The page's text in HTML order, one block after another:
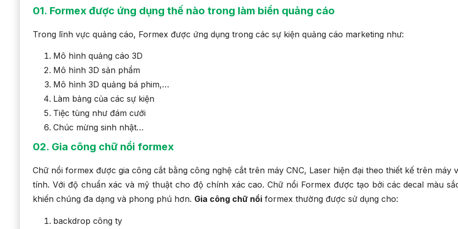
01. Formex được ứng dụng thế nào trong làm biển quảng cáo
Trong lĩnh vực quảng cáo, Formex được ứng dụng trong các sự kiện quảng cáo marketing như:
Mô hình quảng cáo 3D
Mô hình 3D sản phẩm
Mô hình 3D quảng bá phim,…
Làm bảng của các sự kiện
Tiệc tùng như đám cưới
Chúc mừng sinh nhật…
02. Gia công chữ nổi formex
Chữ nổi formex được gia công cắt bằng công nghệ cắt trên máy CNC, Laser hiện đại theo thiết kế trên máy
tính. Với độ chuẩn xác và mỹ thuật cho độ chính xác cao. Chữ nổi Formex được tạo bởi các decal màu
khiến chúng đa dạng và phong phú hơn. Gia công chữ nổi formex thường được sử dụng cho:
backdrop công ty